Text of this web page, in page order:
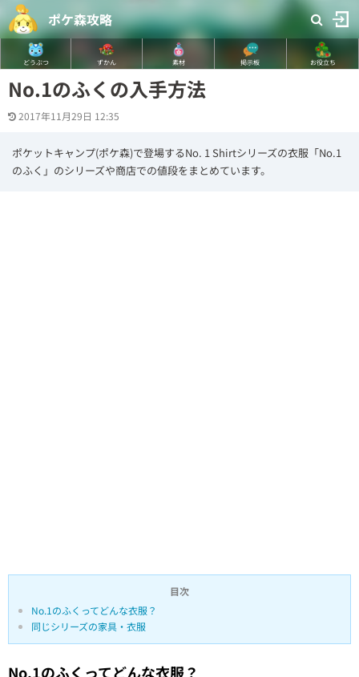
ポケ森攻略
どうぶつ ずかん 素材 掲示板 お役立ち
No.1のふくの入手方法
2017年11月29日 12:35
ポケットキャンプ(ポケ森)で登場するNo. 1 Shirtシリーズの衣服「No.1
のふく」のシリーズや商店での値段をまとめています。
目次
No.1のふくってどんな衣服？
同じシリーズの家具・衣服
No.1のふくってどんな衣服？